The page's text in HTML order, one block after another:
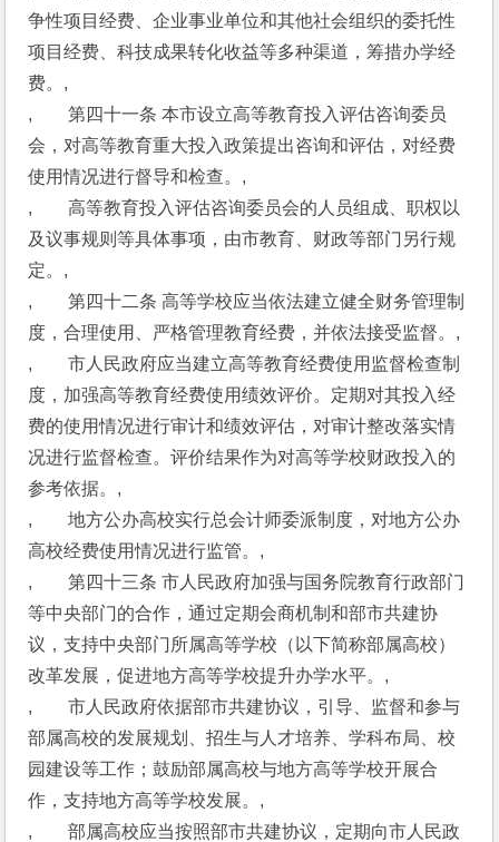
争性项目经费、企业事业单位和其他社会组织的委托性
项目经费、科技成果转化收益等多种渠道，筹措办学经
费。,
,　　第四十一条 本市设立高等教育投入评估咨询委员
会，对高等教育重大投入政策提出咨询和评估，对经费
使用情况进行督导和检查。,
,　　高等教育投入评估咨询委员会的人员组成、职权以
及议事规则等具体事项，由市教育、财政等部门另行规
定。,
,　　第四十二条 高等学校应当依法建立健全财务管理制
度，合理使用、严格管理教育经费，并依法接受监督。,
,　　市人民政府应当建立高等教育经费使用监督检查制
度，加强高等教育经费使用绩效评价。定期对其投入经
费的使用情况进行审计和绩效评估，对审计整改落实情
况进行监督检查。评价结果作为对高等学校财政投入的
参考依据。,
,　　地方公办高校实行总会计师委派制度，对地方公办
高校经费使用情况进行监管。,
,　　第四十三条 市人民政府加强与国务院教育行政部门
等中央部门的合作，通过定期会商机制和部市共建协
议，支持中央部门所属高等学校（以下简称部属高校）
改革发展，促进地方高等学校提升办学水平。,
,　　市人民政府依据部市共建协议，引导、监督和参与
部属高校的发展规划、招生与人才培养、学科布局、校
园建设等工作；鼓励部属高校与地方高等学校开展合
作，支持地方高等学校发展。,
,　　部属高校应当按照部市共建协议，定期向市人民政